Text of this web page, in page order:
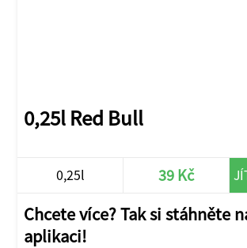
0,25l Red Bull
0,25l 39 Kč
Chcete více? Tak si stáhněte
aplikaci!